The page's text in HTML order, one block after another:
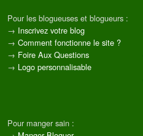
Pour les blogueuses et blogueurs :
→ Inscrivez votre blog
→ Comment fonctionne le site ?
→ Foire Aux Questions
→ Logo personnalisable
Pour manger sain :